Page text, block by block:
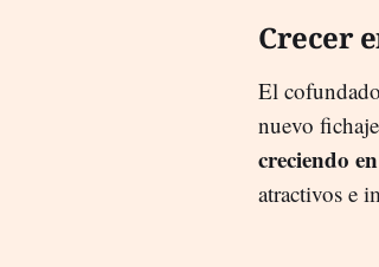
Crecer
El
nuevo
creciendo
atractivos e